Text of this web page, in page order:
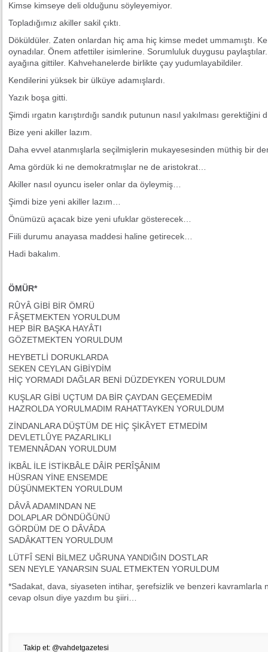
Kimse kimseye deli olduğunu söyleyemiyor.
Topladığımız akiller sakil çıktı.
Döküldüler. Zaten onlardan hiç ama hiç kimse medet ummamıştı.
oynadılar. Önem atfettiler isimlerine. Sorumluluk duygusu paylaştılar.
ayağına gittiler. Kahvehanelerde birlikte çay yudumlayabildiler.
Kendilerini yüksek bir ülküye adamışlardı.
Yazık boşa gitti.
Şimdi ırgatın karıştırdığı sandık putunun nasıl yakılması gerektiğini
Bize yeni akiller lazım.
Daha evvel atanmışlarla seçilmişlerin mukayesesinden müthiş bir
Ama gördük ki ne demokratmışlar ne de aristokrat…
Akiller nasıl oyuncu iseler onlar da öyleymiş…
Şimdi bize yeni akiller lazım…
Önümüzü açacak bize yeni ufuklar gösterecek…
Fiili durumu anayasa maddesi haline getirecek…
Hadi bakalım.
ÖMÜR*
RÛYÂ GİBİ BİR ÖMRÜ
FÂŞETMEKTEN YORULDUM
HEP BİR BAŞKA HAYÂTI
GÖZETMEKTEN YORULDUM
HEYBETLİ DORUKLARDA
SEKEN CEYLAN GİBİYDİM
HİÇ YORMADI DAĞLAR BENİ DÜZDEYKEN YORULDUM
KUŞLAR GİBİ UÇTUM DA BİR ÇAYDAN GEÇEMEDİM
HAZROLDA YORULMADIM RAHATTAYKEN YORULDUM
ZİNDANLARA DÜŞTÜM DE HİÇ ŞİKÂYET ETMEDİM
DEVLETLÛYE PAZARLIKLI
TEMENNÂDAN YORULDUM
İKBÂL İLE İSTİKBÂLE DÂİR PERÎŞÂNIM
HÜSRAN YİNE ENSEMDE
DÜŞÜNMEKTEN YORULDUM
DÂVÂ ADAMINDAN NE
DOLAPLAR DÖNDÜĞÜNÜ
GÖRDÜM DE O DÂVÂDA
SADÂKATTEN YORULDUM
LÜTFÎ SENİ BİLMEZ UĞRUNA YANDIĞIN DOSTLAR
SEN NEYLE YANARSIN SUAL ETMEKTEN YORULDUM
*Sadakat, dava, siyaseten intihar, şerefsizlik ve benzeri kavramlarla
cevap olsun diye yazdım bu şiiri…
Takip et: @vahdetgazetesi